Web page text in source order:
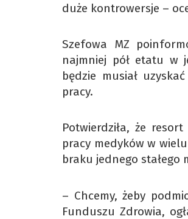
duże kontrowersje –
Szefowa MZ
najmniej pół etatu w
będzie musiał
pracy.
Potwierdziła, że
pracy medyków w
braku jednego stałego
– Chcemy, żeby
Funduszu Zdrowia,